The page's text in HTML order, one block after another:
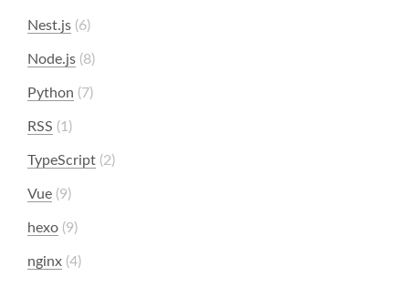
Nest.js 6
Node.js 8
Python 7
RSS 1
TypeScript 2
Vue 9
hexo 9
nginx 4